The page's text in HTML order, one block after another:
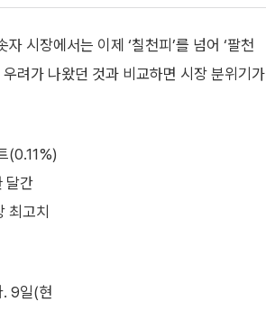
시장에서는 이제 ‘칠천피’를 넘어 ‘팔천
려가 나왔던 것과 비교하면 시장 분위기가
(0.11%)
달간
최고치
. 9일(현